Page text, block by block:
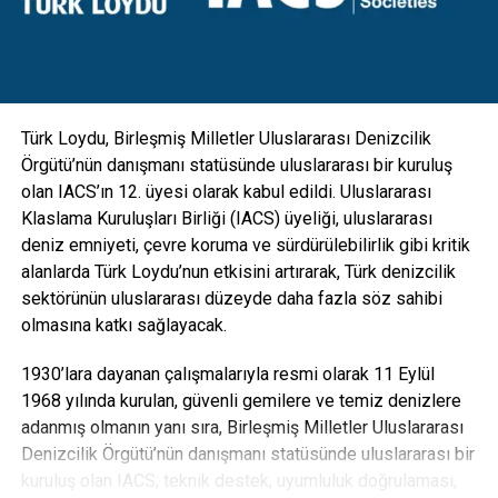
“Karbon ayak izi yüzde 30’a varan oranda azalacak”
Türk Loydu, Birleşmiş Milletler Uluslararası Denizcilik
Örgütü’nün danışmanı statüsünde uluslararası bir kuruluş
olan IACS’ın 12. üyesi olarak kabul edildi. Uluslararası
Klaslama Kuruluşları Birliği (IACS) üyeliği, uluslararası
deniz emniyeti, çevre koruma ve sürdürülebilirlik gibi kritik
alanlarda Türk Loydu’nun etkisini artırarak, Türk denizcilik
sektörünün uluslararası düzeyde daha fazla söz sahibi
olmasına katkı sağlayacak.
1930’lara dayanan çalışmalarıyla resmi olarak 11 Eylül
1968 yılında kurulan, güvenli gemilere ve temiz denizlere
adanmış olmanın yanı sıra, Birleşmiş Milletler Uluslararası
Denizcilik Örgütü’nün danışmanı statüsünde uluslararası bir
kuruluş olan IACS; teknik destek, uyumluluk doğrulaması,